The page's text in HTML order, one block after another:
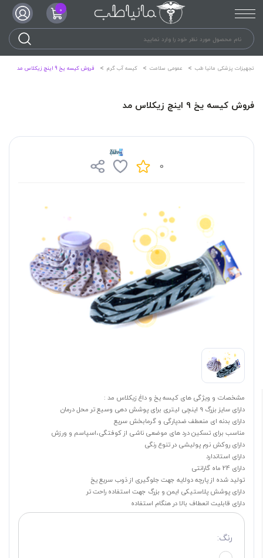
0
تجهیزات پزشکی مانیا طب عمومی سلامت کیسه آب گرم فروش کیسه یخ 9 اینچ زیکلاس مد
فروش کیسه یخ 9 اینچ زیکلاس مد
0
مشخصات و ویژگی های کیسه یخ و داغ زیکلاس مد :
دارای سایز بزرگ 9 اینچی لیتری برای پوشش دهی وسیع تر محل درمان
دارای بدنه ای منعطف ضدپارگی و گرمابخش سریع
مناسب برای تسکین درد های موضعی ناشی از کوفتگی،اسپاسم و ورزش
دارای روکش نرم پولیشی در تنوع رنگی
دارای استاندارد
دارای 24 ماه گارانتی
تولید شده از پارچه دولایه جهت جلوگیری از ذوب سریع یخ
دارای پوشش پلاستیکی ایمن و بزرگ جهت استفاده راحت تر
دارای قابلیت انعطاف بالا در هنگام استفاده
رنگ: